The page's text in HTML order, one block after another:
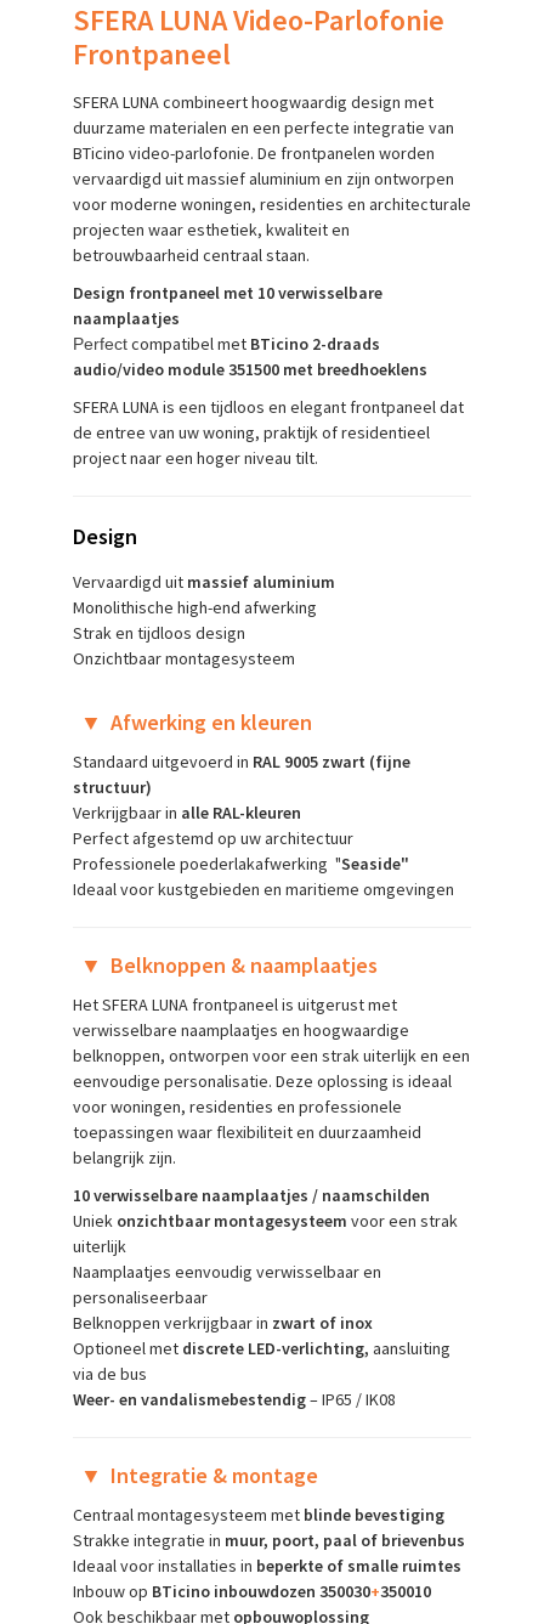
SFERA LUNA Video-Parlofonie
Frontpaneel
SFERA LUNA combineert hoogwaardig design met
duurzame materialen en een perfecte integratie van
BTicino video-parlofonie. De frontpanelen worden
vervaardigd uit massief aluminium en zijn ontworpen
voor moderne woningen, residenties en architecturale
projecten waar esthetiek, kwaliteit en
betrouwbaarheid centraal staan.
Design frontpaneel met 10 verwisselbare
naamplaatjes
Perfectcompatibel met BTicino 2-draads
audio/video module 351500 met breedhoeklens
SFERA LUNA is een tijdloos en elegant frontpaneel dat
de entree van uw woning, praktijk of residentieel
project naar een hoger niveau tilt.
Design
Vervaardigd uit massief aluminium
Monolithische high-end afwerking
Strak en tijdloos design
Onzichtbaar montagesysteem
▼ Afwerking en kleuren
Standaard uitgevoerd in RAL 9005 zwart (fijne
structuur)
Verkrijgbaar in alle RAL-kleuren
Perfect afgestemd op uw architectuur
Professionele poederlakafwerking "Seaside"
Ideaal voor kustgebieden en maritieme omgevingen
▼ Belknoppen & naamplaatjes
Het SFERA LUNA frontpaneel is uitgerust met
verwisselbare naamplaatjes en hoogwaardige
belknoppen, ontworpen voor een strak uiterlijk en een
eenvoudige personalisatie. Deze oplossing is ideaal
voor woningen, residenties en professionele
toepassingen waar flexibiliteit en duurzaamheid
belangrijk zijn.
10 verwisselbare naamplaatjes / naamschilden
Uniek onzichtbaar montagesysteem voor een strak
uiterlijk
Naamplaatjes eenvoudig verwisselbaar en
personaliseerbaar
Belknoppen verkrijgbaar in zwart of inox
Optioneel met discrete LED-verlichting, aansluiting
via de bus
Weer- en vandalismebestendig– IP65 / IK08
▼ Integratie & montage
Centraal montagesysteem met blinde bevestiging
Strakke integratie in muur, poort, paal of brievenbus
Ideaal voor installaties in beperkte of smalle ruimtes
Inbouw op BTicino inbouwdozen 350030+350010
Ook beschikbaar met opbouwoplossing